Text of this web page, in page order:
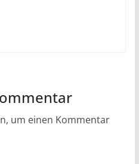
um einen Kommentar